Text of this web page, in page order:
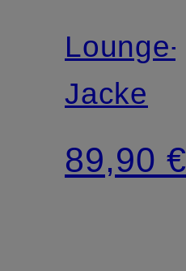
Lounge-
Jacke
89,90 €